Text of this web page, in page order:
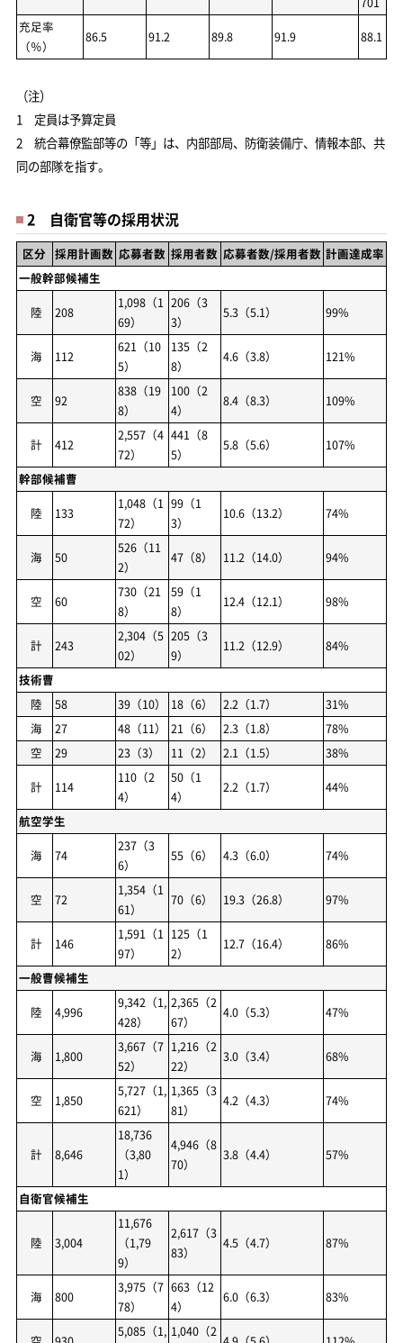
充足率
（％）
86.5 91.2 89.8 91.9 88.1
（注）
1 定員は予算定員
2 統合幕僚監部等の「等」は、内部部局、防衛装備庁、情報本部、共
同の部隊を指す。
2 自衛官等の採用状況
区分 採用計画数 応募者数 採用者数 応募者数/採用者数 計画達成率
一般幹部候補生
陸
208
1,098（1
69）
206（3
3）
5.3（5.1） 99%
海 112
621（10
5）
135（2
8）
4.6（3.8） 121%
空 92
838（19
8）
100（2
4）
8.4（8.3） 109%
計 412
2,557（4
72）
441（8
5）
5.8（5.6）
107%
幹部候補曹
陸
133
1,048（1
72）
99（1
3）
10.6（13.2） 74%
海 50
526（11
2）
47（8） 11.2（14.0） 94%
空 60
730（21
8）
59（1
8）
12.4（12.1） 98%
計 243
2,304（5
02）
205（3
9）
11.2（12.9）
84%
技術曹
陸
58 39（10） 18（6） 2.2（1.7）
31%
海
27 48（11） 21（6） 2.3（1.8）
78%
空
29 23（3） 11（2） 2.1（1.5）
38%
計
114
110（2
4）
50（1
4）
2.2（1.7）
44%
航空学生
海
74
237（3
6）
55（6） 4.3（6.0） 74%
空 72
1,354（1
61）
70（6） 19.3（26.8） 97%
計 146
1,591（1
97）
125（1
2）
12.7（16.4）
86%
一般曹候補生
陸
4,996
9,342（1,
428）
2,365（2
67）
4.0（5.3） 47%
海 1,800
3,667（7
52）
1,216（2
22）
3.0（3.4） 68%
空 1,850
5,727（1,
621）
1,365（3
81）
4.2（4.3） 74%
計 8,646
18,736
（3,80
1）
4,946（8
70）
3.8（4.4） 57%
自衛官候補生
陸 3,004
11,676
（1,79
9）
2,617（3
83）
4.5（4.7） 87%
海 800
3,975（7
78）
663（12
4）
6.0（6.3） 83%
5,085（1, 1,040（2